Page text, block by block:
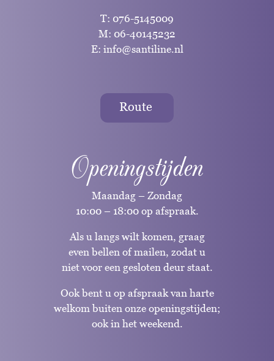
T: 076-5145009
M: 06-40145232
E: info@santiline.nl
Route
Openingstijden
Maandag – Zondag
10:00 – 18:00 op afspraak.
Als u langs wilt komen, graag
even bellen of mailen, zodat u
niet voor een gesloten deur staat.
Ook bent u op afspraak van harte
welkom buiten onze openingstijden;
ook in het weekend.